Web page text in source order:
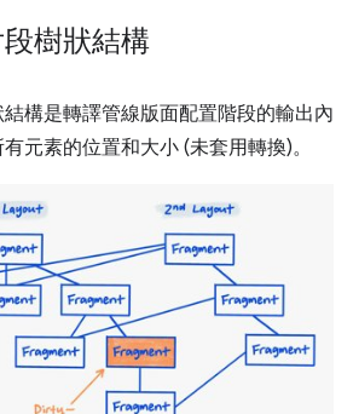
樹狀結構
構是轉譯管線版面配置階段的輸出內
元素的位置和大小 (未套用轉換)。